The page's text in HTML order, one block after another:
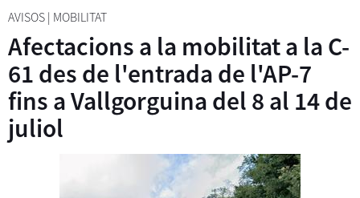
AVISOS | MOBILITAT
Afectacions a la mobilitat a la C-
61 des de l'entrada de l'AP-7
fins a Vallgorguina del 8 al 14 de
juliol